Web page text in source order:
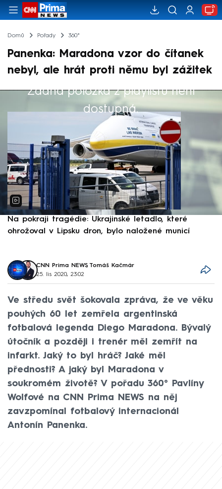
Domů Pořady 360°
Panenka: Maradona vzor do čítanek
nebyl, ale hrát proti němu byl zážitek
Žádná položka z playlistu není
dostupná.
Výběr redakce
Na pokraji tragédie: Ukrajinské letadlo, které
ohrožoval v Lipsku dron, bylo naložené municí
CNN Prima NEWS, Tomáš Kačmár
25. lis 2020, 23:02
Ve středu svět šokovala zpráva, že ve věku
pouhých 60 let zemřela argentinská
fotbalová legenda Diego Maradona. Bývalý
útočník a později i trenér měl zemřít na
infarkt. Jaký to byl hráč? Jaké měl
přednosti? A jaký byl Maradona v
soukromém životě? V pořadu 360° Pavlíny
Wolfové na CNN Prima NEWS na něj
zavzpomínal fotbalový internacionál
Antonín Panenka.